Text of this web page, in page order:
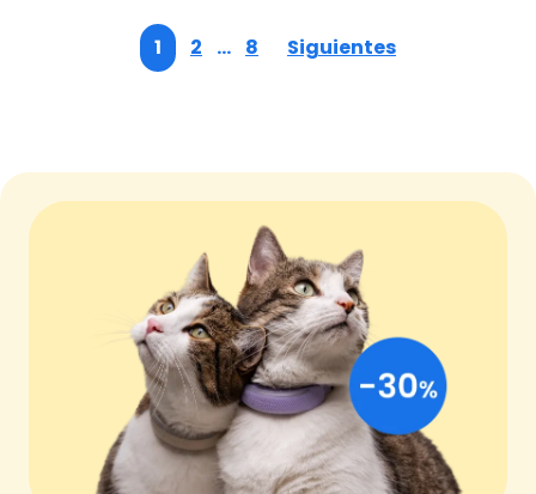
1 2 … 8 Siguientes